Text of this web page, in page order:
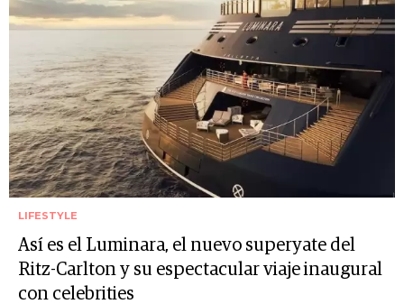
LIFESTYLE
Así es el Luminara, el nuevo superyate del
Ritz-Carlton y su espectacular viaje inaugural
con celebrities